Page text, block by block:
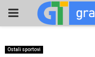
PRIMARY
Ostali sportovi